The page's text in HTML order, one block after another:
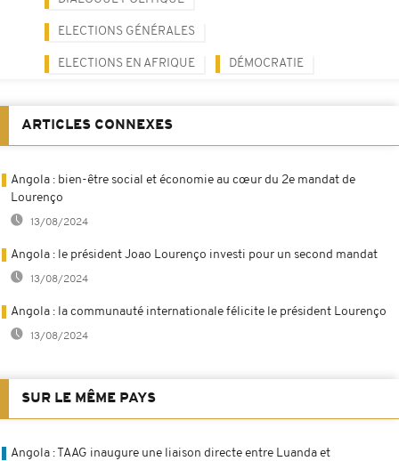
ELECTIONS GÉNÉRALES
ELECTIONS EN AFRIQUE DÉMOCRATIE
ARTICLES CONNEXES
Angola : bien-être social et économie au cœur du 2e mandat de
Lourenço
13/08/2024
Angola : le président Joao Lourenço investi pour un second mandat
13/08/2024
Angola : la communauté internationale félicite le président Lourenço
13/08/2024
SUR LE MÊME PAYS
Angola : TAAG inaugure une liaison directe entre Luanda et